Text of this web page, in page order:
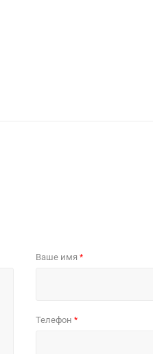
Ваше имя *
Телефон *